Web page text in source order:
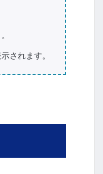
。
されます。